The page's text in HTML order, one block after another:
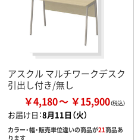
アスクル マルチワークデスク
引出し付き/無し
￥4,180 ￥15,900
お届け日：8月11日（火）
カラー・幅・販売単位違いの商品が21商品あ
ります